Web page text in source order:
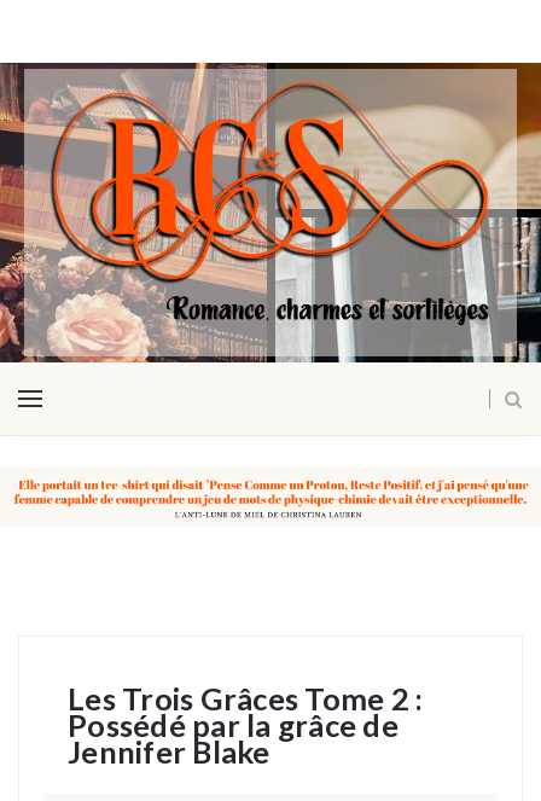
Les Trois Grâces Tome 2 :
Possédé par la grâce de
Jennifer Blake